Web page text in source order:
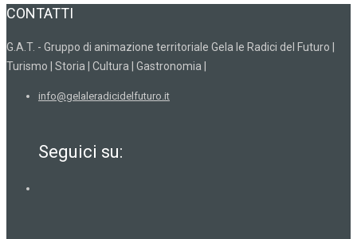
CONTATTI
G.A.T. - Gruppo di animazione territoriale Gela le Radici del Futuro |
Turismo | Storia | Cultura | Gastronomia |
info@gelaleradicidelfuturo.it
Seguici su: